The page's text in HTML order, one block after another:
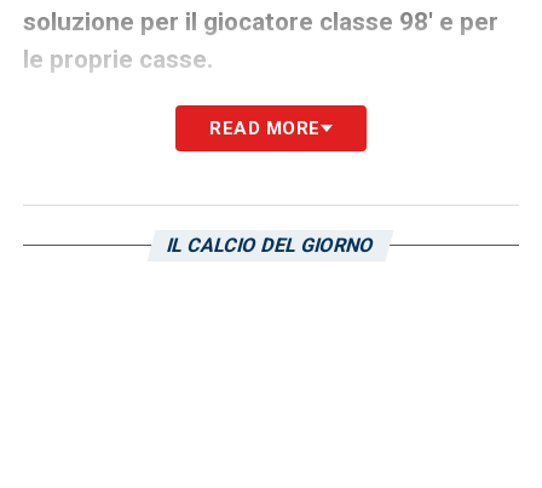
soluzione per il giocatore classe 98′ e per
le proprie casse.
LA PLAYLIST DELLE NOSTRE TOP NEWS
READ MORE
IL CALCIO DEL GIORNO